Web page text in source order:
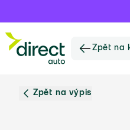
Zpět na
Zpět na výpis